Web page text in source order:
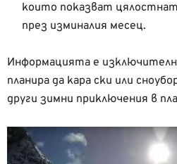
които показват
през изминалия месeц.
Информацията е
планира да кара ски или
други зимни приключения в